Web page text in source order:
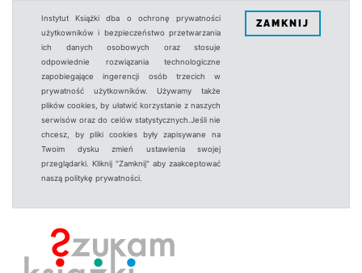
Instytut Książki dba o ochronę prywatności
użytkowników i bezpieczeństwo przetwarzania
ich danych osobowych oraz stosuje
odpowiednie rozwiązania technologiczne
zapobiegające ingerencji osób trzecich w
prywatność użytkowników. Używamy także
plików cookies, by ułatwić korzystanie z naszych
serwisów oraz do celów statystycznych.Jeśli nie
chcesz, by pliki cookies były zapisywane na
Twoim dysku zmień ustawienia swojej
przeglądarki. Kliknij "Zamknij" aby zaakceptować
naszą politykę prywatności.
ZAMKNIJ